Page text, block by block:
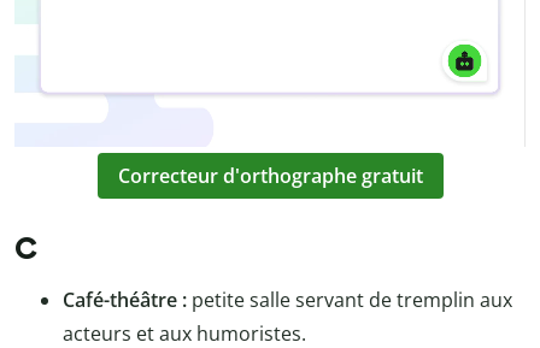
Correcteur d'orthographe gratuit
C
Café-théâtre : petite salle servant de tremplin aux
acteurs et aux humoristes.